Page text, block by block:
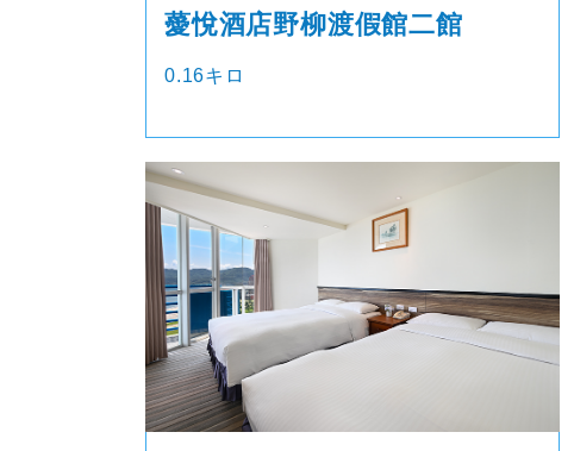
薆悅酒店野柳渡假館二館
0.16キロ